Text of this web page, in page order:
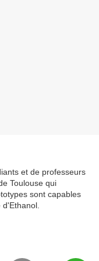
et de professeurs
Toulouse qui
sont capables